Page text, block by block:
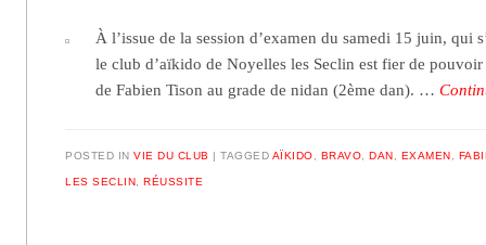
À l’issue de la session d’examen du samedi 15 juin, qui
le club d’aïkido de Noyelles les Seclin est fier de
de Fabien Tison au grade de nidan (2ème dan). …
POSTED INVIE DU CLUB TAGGED AÏKIDO BRAVO ,DAN EXAMEN
LES SECLIN ,RÉUSSITE